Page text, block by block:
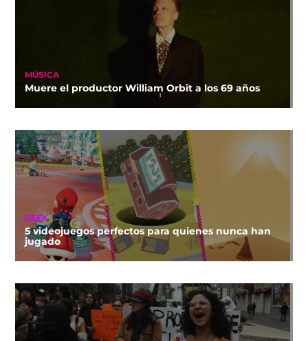
MÚSICA
Muere el productor William Orbit a los 69 años
GEEK
5 videojuegos perfectos para quienes nunca han
jugado